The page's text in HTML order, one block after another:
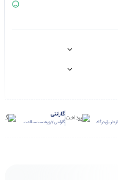
طریق درگاه
گارانتی
گارانتی 7 روزه تست سلامت